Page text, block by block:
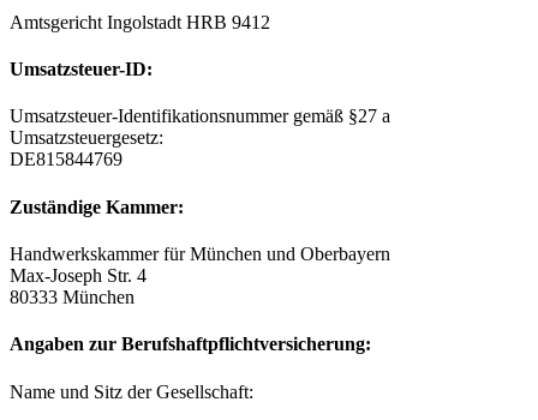
Amtsgericht Ingolstadt HRB 9412
Umsatzsteuer-ID:
Umsatzsteuer-Identifikationsnummer gemäß §27 a
Umsatzsteuergesetz:
DE815844769
Zuständige Kammer:
Handwerkskammer für München und Oberbayern
Max-Joseph Str. 4
80333 München
Angaben zur Berufshaftpflichtversicherung:
Name und Sitz der Gesellschaft: